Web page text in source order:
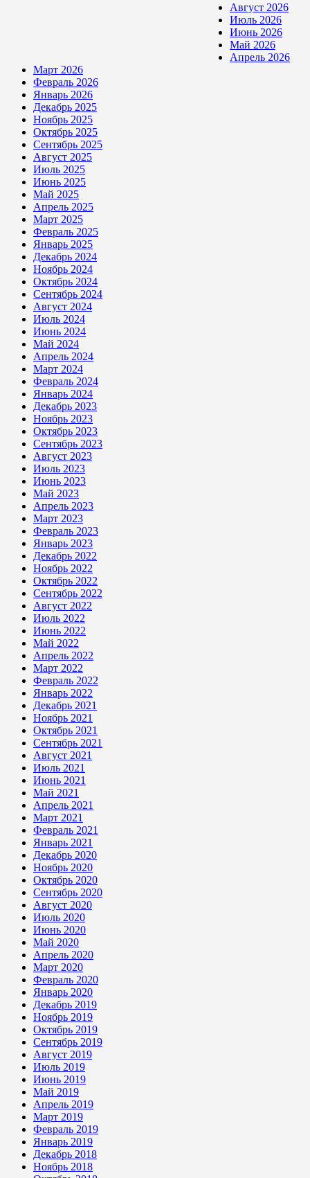
Август 2026
Июль 2026
Июнь 2026
Май 2026
Апрель 2026
Март 2026
Февраль 2026
Январь 2026
Декабрь 2025
Ноябрь 2025
Октябрь 2025
Сентябрь 2025
Август 2025
Июль 2025
Июнь 2025
Май 2025
Апрель 2025
Март 2025
Февраль 2025
Январь 2025
Декабрь 2024
Ноябрь 2024
Октябрь 2024
Сентябрь 2024
Август 2024
Июль 2024
Июнь 2024
Май 2024
Апрель 2024
Март 2024
Февраль 2024
Январь 2024
Декабрь 2023
Ноябрь 2023
Октябрь 2023
Сентябрь 2023
Август 2023
Июль 2023
Июнь 2023
Май 2023
Апрель 2023
Март 2023
Февраль 2023
Январь 2023
Декабрь 2022
Ноябрь 2022
Октябрь 2022
Сентябрь 2022
Август 2022
Июль 2022
Июнь 2022
Май 2022
Апрель 2022
Март 2022
Февраль 2022
Январь 2022
Декабрь 2021
Ноябрь 2021
Октябрь 2021
Сентябрь 2021
Август 2021
Июль 2021
Июнь 2021
Май 2021
Апрель 2021
Март 2021
Февраль 2021
Январь 2021
Декабрь 2020
Ноябрь 2020
Октябрь 2020
Сентябрь 2020
Август 2020
Июль 2020
Июнь 2020
Май 2020
Апрель 2020
Март 2020
Февраль 2020
Январь 2020
Декабрь 2019
Ноябрь 2019
Октябрь 2019
Сентябрь 2019
Август 2019
Июль 2019
Июнь 2019
Май 2019
Апрель 2019
Март 2019
Февраль 2019
Январь 2019
Декабрь 2018
Ноябрь 2018